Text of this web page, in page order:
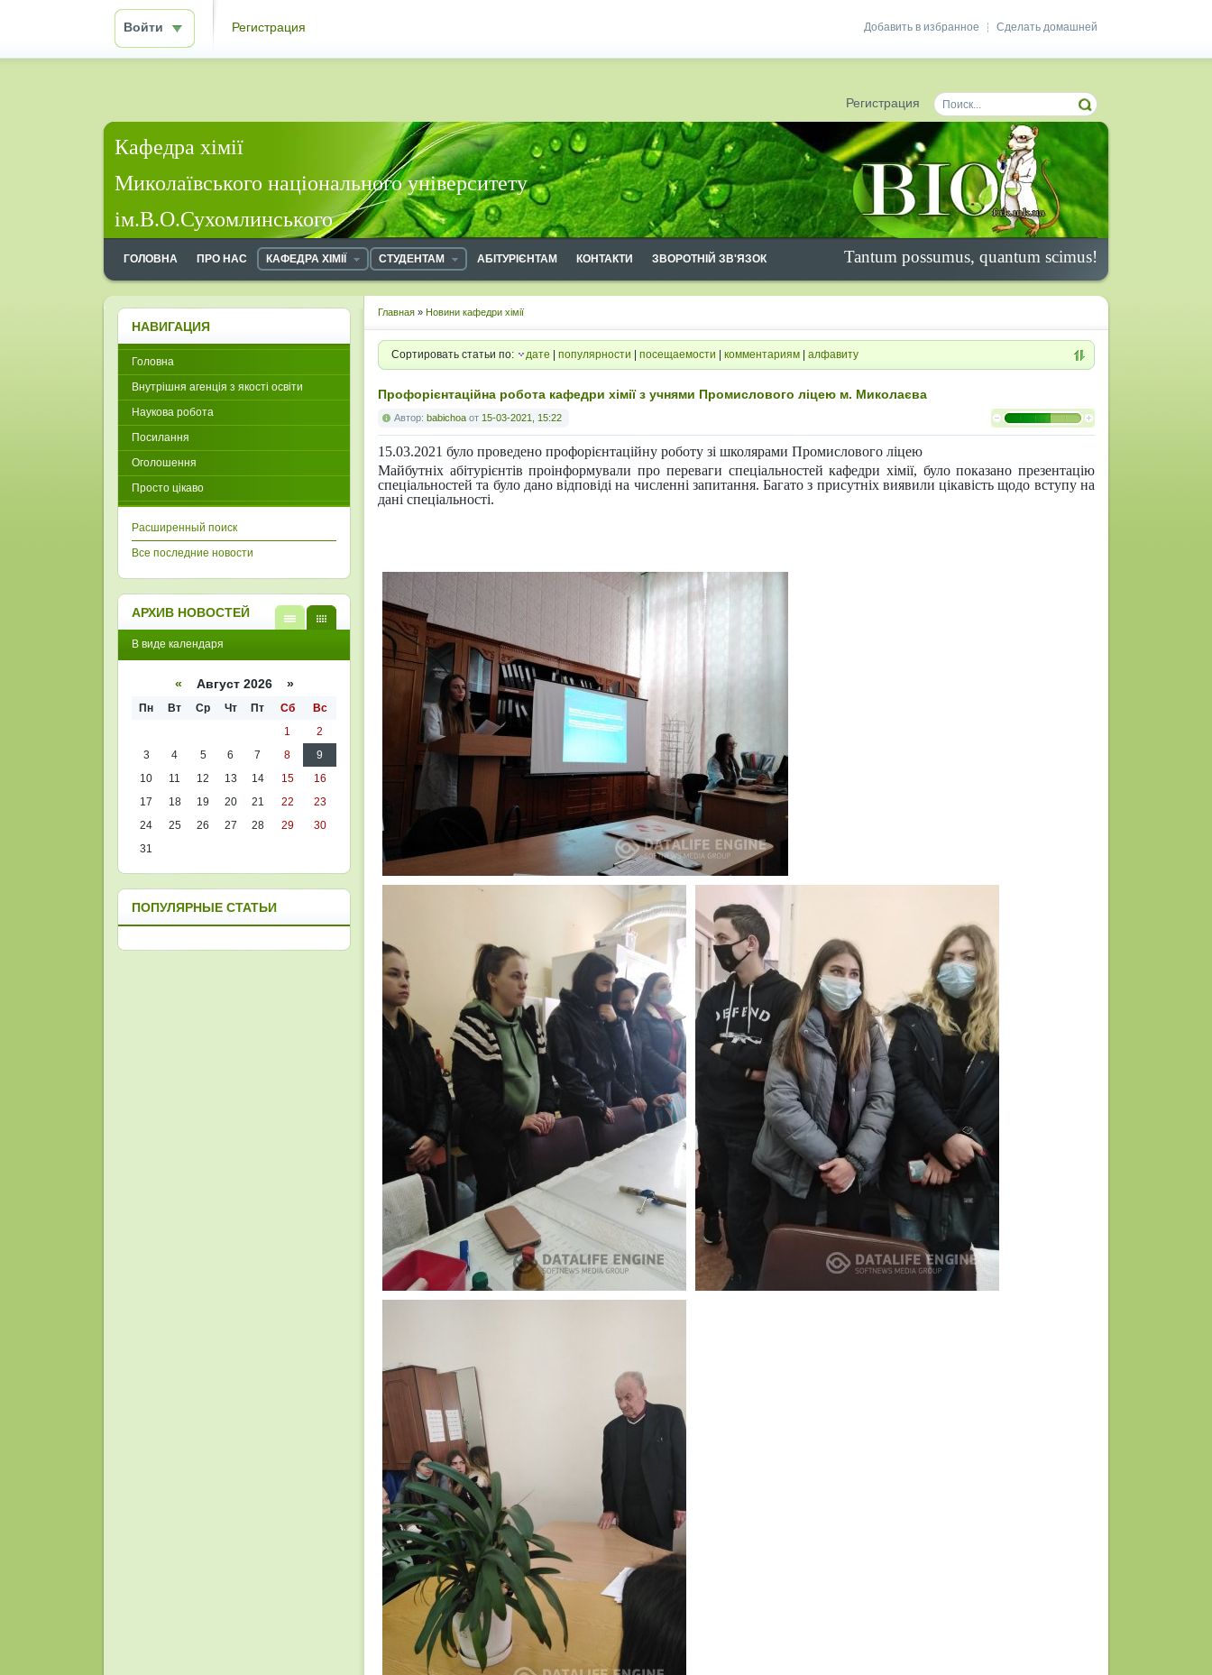
Сделать домашней
Добавить в избранное
Войти Регистрация
Регистрация
Кафедра хімії
Миколаївського національного університету
ім.В.О.Сухомлинського
Tantum possumus, quantum scimus!
ГОЛОВНА ПРО НАС КАФЕДРА ХІМІЇ СТУДЕНТАМ АБІТУРІЄНТАМ КОНТАКТИ ЗВОРОТНІЙ ЗВ'ЯЗОК
Главная » Новини кафедри хімії
Сортировать статьи по: дате популярности посещаемости комментариям алфавиту
Профорієнтаційна робота кафедри хімії з учнями Промислового ліцею м. Миколаєва
Автор: babichoa от 15-03-2021, 15:22
15.03.2021 було проведено профорієнтаційну роботу зі школярами Промислового ліцею
Майбутніх абітурієнтів проінформували про переваги спеціальностей кафедри хімії, було показано презентацію
спеціальностей та було дано відповіді на численні запитання. Багато з присутніх виявили цікавість щодо вступу на
дані спеціальності.
НАВИГАЦИЯ
Головна
Внутрішня агенція з якості освіти
Наукова робота
Посилання
Оголошення
Просто цікаво
Расширенный поиск
Все последние новости
АРХИВ НОВОСТЕЙ
кален
списк
В виде календаря
« Август 2026 »
Пн Вт Ср Чт Пт Сб
Вс
1
2
3
4 5 6 7 8
9
10
11 12 13 14 15
16
17
18 19 20 21 22
23
24
25 26 27 28 29
30
31
ПОПУЛЯРНЫЕ СТАТЬИ